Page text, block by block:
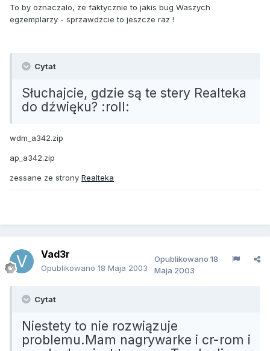
To by oznaczalo, ze faktycznie to jakis bug Waszych
egzemplarzy - sprzawdzcie to jeszcze raz !
Cytat
Słuchajcie, gdzie są te stery Realteka
do dźwięku? :roll:
wdm_a342.zip
ap_a342.zip
zessane ze strony Realteka
Vad3r
Opublikowano 18 Maja 2003
Opublikowano 18
Maja 2003
Cytat
Niestety to nie rozwiązuje
problemu.Mam nagrywarke i cr-rom i